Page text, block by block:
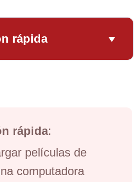
rápida
rápida:
películas de
computadora